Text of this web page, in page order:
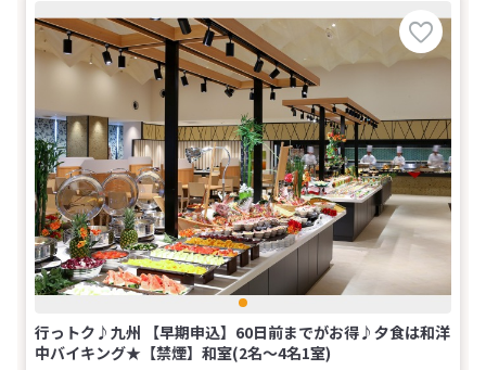
行っトク♪九州 【早期申込】60日前までがお得♪夕食は和洋
中バイキング★【禁煙】和室(2名～4名1室)